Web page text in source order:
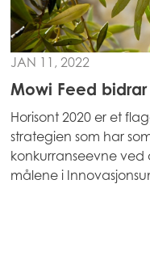
Mowi Spain
Mowi Turkey
Americas
Mowi Canada
Mowi Canada
JAN 11, 2022
Mowi Feed
Horisont 2020 er et
strategien som har
konkurranseevne
målene i